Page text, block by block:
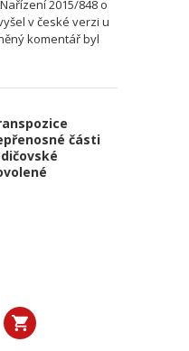
2015/848 o
v české verzi u
komentář byl
části